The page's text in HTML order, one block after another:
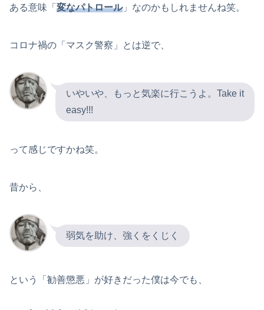
ある意味「 変なパトロール」なのかもしれませんね笑。
コロナ禍の「マスク警察」とは逆で、
いやいや、もっと気楽に行こうよ。Take it
easy!!!
って感じですかね笑。
昔から、
弱気を助け、強くをくじく
という「勧善懲悪」が好きだった僕は今でも、